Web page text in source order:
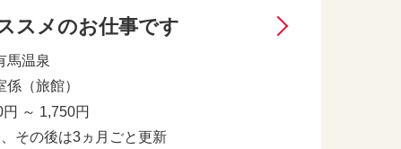
スメのお仕事です
温泉
（旅館）
～ 1,750円
その後は3ヵ月ごと更新